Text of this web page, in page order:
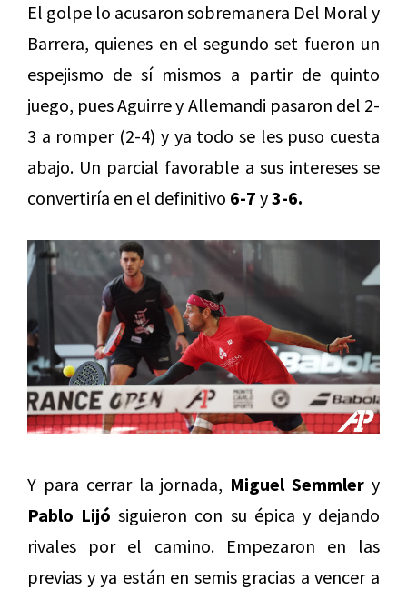
El golpe lo acusaron sobremanera Del Moral y
Barrera, quienes en el segundo set fueron un
espejismo de sí mismos a partir de quinto
juego, pues Aguirre y Allemandi pasaron del 2-
3 a romper (2-4) y ya todo se les puso cuesta
abajo. Un parcial favorable a sus intereses se
convertiría en el definitivo 6-7 y3-6.
Y para cerrar la jornada, Miguel Semmler y
Pablo Lijó siguieron con su épica y dejando
rivales por el camino. Empezaron en las
previas y ya están en semis gracias a vencer a